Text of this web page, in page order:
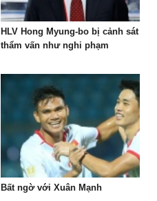
HLV Hong Myung-bo bị cảnh sát
thẩm vấn như nghi phạm
Bất ngờ với Xuân Mạnh